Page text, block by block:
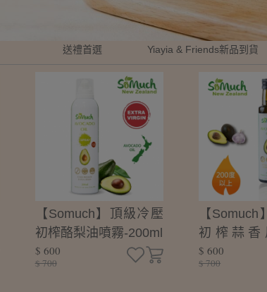
送禮首選 Yiayia & Friends新品到貨
【Somuch】頂級冷壓
初榨酪梨油噴霧-200ml
$ 600
$ 700
【
初榨蒜香
油-250ml
$ 600
$ 700